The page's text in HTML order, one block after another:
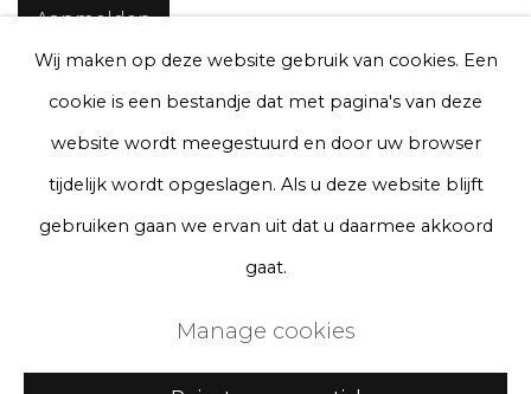
Aanmelden
We will process the personal data you have supplied to communicate with
you in accordance with our
Privacy Policy
. You can unsubscribe or change
your preferences at any time by clicking the link in our emails.
Manage cookies
Copyright © 2026 Rademakers Gallery
Website door Artlogic
Wij maken op deze website gebruik van cookies. Een
cookie is een bestandje dat met pagina's van deze
website wordt meegestuurd en door uw browser
tijdelijk wordt opgeslagen. Als u deze website blijft
gebruiken gaan we ervan uit dat u daarmee akkoord
gaat.
Manage cookies